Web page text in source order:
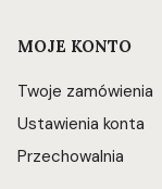
Linki w
MOJE KONTO
Twoje zamówienia
Ustawienia konta
Przechowalnia